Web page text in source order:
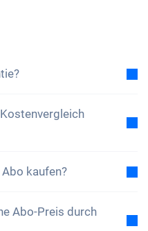
tiefer sind als die
bei gleichen
du von einerzwischen
konfigurieren
kaufen?
Abo-Zeit merkst,
Abo-Preis durch